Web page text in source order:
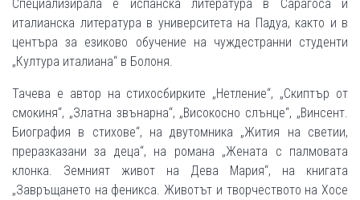
Специализирала е испанска литература в Сарагоса и
италианска литература в университета на Падуа, както и в
центъра за езиково обучение на чуждестранни студенти
„Култура италиана“ в Болоня.
Тачева е автор на стихосбирките „Нетление“, „Скиптър от
смокиня“, „Златна звънарна“, „Високосно слънце“, „Винсент.
Биография в стихове“, на двутомника „Жития на светии,
преразказани за деца“, на романа „Жената с палмовата
клонка. Земният живот на Дева Мария“, на книгата
„Завръщането на феникса. Животът и творчеството на Хосе